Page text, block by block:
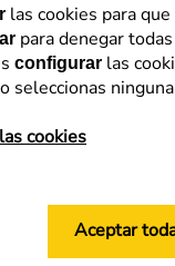
las cookies para
para denegar
configurar las
seleccionas
cookies
Aceptar